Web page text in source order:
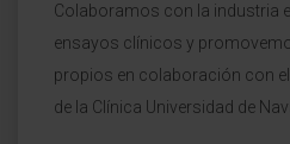
Colaboramos con la industria
ensayos clínicos y
propios en colaboración con el
de la Clínica Universidad de